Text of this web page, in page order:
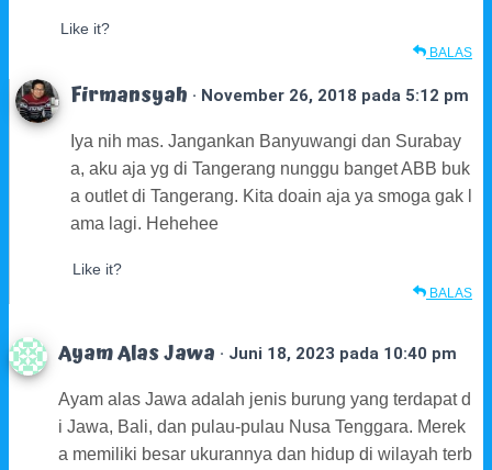
Like it?
BALAS
Firmansyah · November 26, 2018 pada 5:12 pm
Iya nih mas. Jangankan Banyuwangi dan Surabay
a, aku aja yg di Tangerang nunggu banget ABB buk
a outlet di Tangerang. Kita doain aja ya smoga gak l
ama lagi. Hehehee
Like it?
BALAS
Ayam Alas Jawa · Juni 18, 2023 pada 10:40 pm
Ayam alas Jawa adalah jenis burung yang terdapat d
i Jawa, Bali, dan pulau-pulau Nusa Tenggara. Merek
a memiliki besar ukurannya dan hidup di wilayah terb